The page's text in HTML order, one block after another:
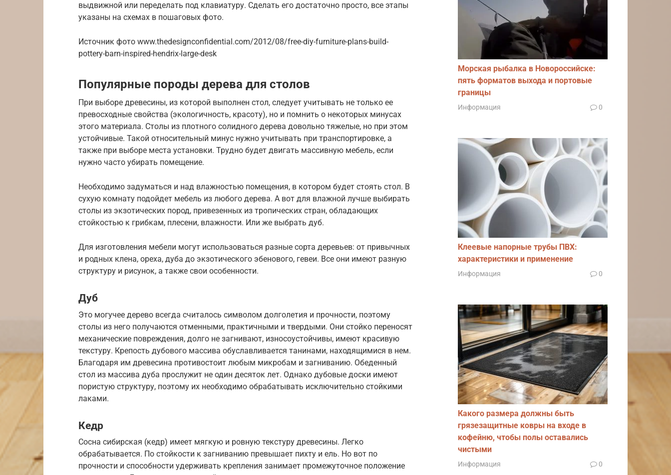
выдвижной или переделать под клавиатуру. Сделать его достаточно просто, все этапы
указаны на схемах в пошаговых фото.
Источник фото www.thedesignconfidential.com/2012/08/free-diy-furniture-plans-build-
pottery-barn-inspired-hendrix-large-desk
Популярные породы дерева для столов
При выборе древесины, из которой выполнен стол, следует учитывать не только ее
превосходные свойства (экологичность, красоту), но и помнить о некоторых минусах
этого материала. Столы из плотного солидного дерева довольно тяжелые, но при этом
устойчивые. Такой относительный минус нужно учитывать при транспортировке, а
также при выборе места установки. Трудно будет двигать массивную мебель, если
нужно часто убирать помещение.
Необходимо задуматься и над влажностью помещения, в котором будет стоять стол. В
сухую комнату подойдет мебель из любого дерева. А вот для влажной лучше выбирать
столы из экзотических пород, привезенных из тропических стран, обладающих
стойкостью к грибкам, плесени, влажности. Или же выбрать дуб.
Для изготовления мебели могут использоваться разные сорта деревьев: от привычных
и родных клена, ореха, дуба до экзотического эбенового, гевеи. Все они имеют разную
структуру и рисунок, а также свои особенности.
Дуб
Это могучее дерево всегда считалось символом долголетия и прочности, поэтому
столы из него получаются отменными, практичными и твердыми. Они стойко переносят
механические повреждения, долго не загнивают, износоустойчивы, имеют красивую
текстуру. Крепость дубового массива обуславливается танинами, находящимися в нем.
Благодаря им древесина противостоит любым микробам и загниванию. Обеденный
стол из массива дуба прослужит не один десяток лет. Однако дубовые доски имеют
пористую структуру, поэтому их необходимо обрабатывать исключительно стойкими
лаками.
Кедр
Сосна сибирская (кедр) имеет мягкую и ровную текстуру древесины. Легко
обрабатывается. По стойкости к загниванию превышает пихту и ель. Но вот по
прочности и способности удерживать крепления занимает промежуточное положение
Морская рыбалка в Новороссийске:
пять форматов выхода и портовые
границы
Информация 0
Клеевые напорные трубы ПВХ:
характеристики и применение
Информация 0
Какого размера должны быть
грязезащитные ковры на входе в
кофейню, чтобы полы оставались
чистыми
Информация 0